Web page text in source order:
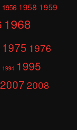
1956 1958 1959
1968
1975 1976
1994 1995
20072008